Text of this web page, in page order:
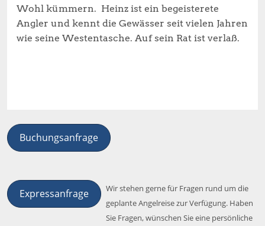
Wohl kümmern. Heinz ist ein begeisterete
Angler und kennt die Gewässer seit vielen Jahren
wie seine Westentasche. Auf sein Rat ist verlaß.
Buchungsanfrage
Expressanfrage
Wir stehen gerne für Fragen rund um die
geplante Angelreise zur Verfügung. Haben
Sie Fragen, wünschen Sie eine persönliche